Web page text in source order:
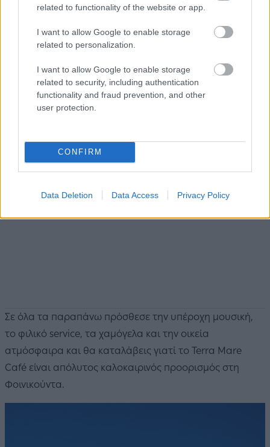
related to functionality of the website or app.
I want to allow Google to enable storage
related to personalization.
I want to allow Google to enable storage
related to security, including authentication
functionality and fraud prevention, and other
user protection.
CONFIRM
Data Deletion Data Access Privacy Policy
Σε όλα τα παραπάνω πρόσθεσε την υπέροχη μουσική,
το φιλικό service, τα χαμόγελα και την οικεία
ατμόσφαιρα και θα καταλάβεις γιατί το Terra Mare
Café είναι απόλυτος καλοκαιρινός προορισμός στη
Φοινικούντα.